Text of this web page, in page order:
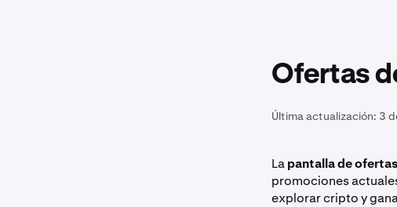
Ofertas
Última actualización: 3
Lapantalla de
promociones
explorar cripto y